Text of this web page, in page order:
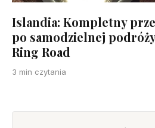
Islandia: Kompletny
po samodzielnej
Ring Road
3 min czytania